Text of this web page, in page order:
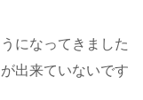
になってきました
出来ていないです